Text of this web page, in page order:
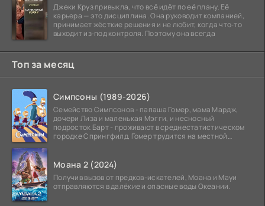
Джеки Круз привыкла, что всё идёт по её плану. Её
карьера — это дисциплина. Она руководит компанией,
принимает жёсткие решения и не любит, когда что‑то
выходит из‑под контроля. Поэтому она всегда
Топ за месяц
Симпсоны (1989-2026)
Семейство Симпсонов - папаша Гомер, мама Мардж,
дочери Лиза и маленькая Мэгги, и несносный
подросток Барт - проживают в среднестатистическом
городке Спрингфилд. Гомер трудится на местной
Моана 2 (2024)
Получив вызов от предков-искателей, Моана и Мауи
отправляются в далёкие и опасные воды Океании.